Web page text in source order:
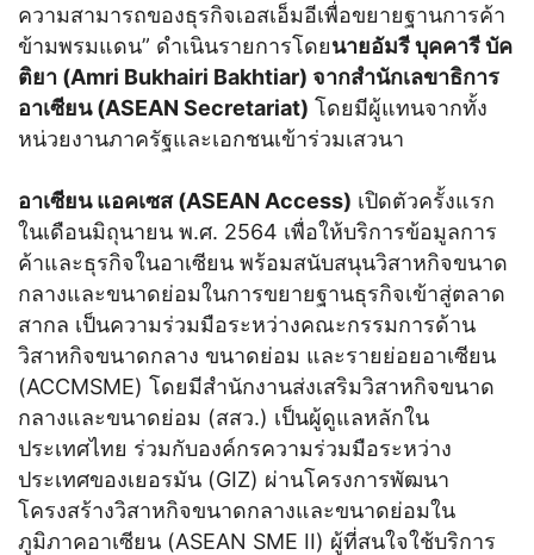
ความสามารถของธุรกิจเอสเอ็มอีเพื่อขยายฐานการค้า
ข้ามพรมแดน” ดำเนินรายการโดยนายอัมรี บุคคารี บัค
ติยา (Amri Bukhairi Bakhtiar) จากสำนักเลขาธิการ
อาเซียน (ASEAN Secretariat) โดยมีผู้แทนจากทั้ง
หน่วยงานภาครัฐและเอกชนเข้าร่วมเสวนา
อาเซียน แอคเซส (ASEAN Access) เปิดตัวครั้งแรก
ในเดือนมิถุนายน พ.ศ. 2564 เพื่อให้บริการข้อมูลการ
ค้าและธุรกิจในอาเซียน พร้อมสนับสนุนวิสาหกิจขนาด
กลางและขนาดย่อมในการขยายฐานธุรกิจเข้าสู่ตลาด
สากล เป็นความร่วมมือระหว่างคณะกรรมการด้าน
วิสาหกิจขนาดกลาง ขนาดย่อม และรายย่อยอาเซียน
(ACCMSME) โดยมีสำนักงานส่งเสริมวิสาหกิจขนาด
กลางและขนาดย่อม (สสว.) เป็นผู้ดูแลหลักใน
ประเทศไทย ร่วมกับองค์กรความร่วมมือระหว่าง
ประเทศของเยอรมัน (GIZ) ผ่านโครงการพัฒนา
โครงสร้างวิสาหกิจขนาดกลางและขนาดย่อมใน
ภูมิภาคอาเซียน (ASEAN SME II) ผู้ที่สนใจใช้บริการ